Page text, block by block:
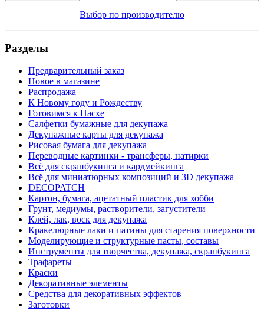
Выбор по производителю
Разделы
Предварительный заказ
Новое в магазине
Распродажа
К Новому году и Рождеству
Готовимся к Пасхе
Салфетки бумажные для декупажа
Декупажные карты для декупажа
Рисовая бумага для декупажа
Переводные картинки - трансферы, натирки
Всё для скрапбукинга и кардмейкинга
Всё для миниатюрных композиций и 3D декупажа
DECOPATCH
Картон, бумага, ацетатный пластик для хобби
Грунт, медиумы, растворители, загустители
Клей, лак, воск для декупажа
Кракелюрные лаки и патины для старения поверхности
Моделирующие и структурные пасты, составы
Инструменты для творчества, декупажа, скрапбукинга
Трафареты
Краски
Декоративные элементы
Средства для декоративных эффектов
Заготовки